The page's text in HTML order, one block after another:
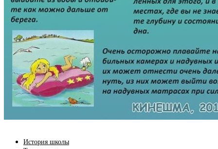
История школы